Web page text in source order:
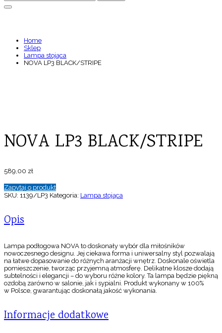
Home
Sklep
Lampa stojąca
NOVA LP3 BLACK/STRIPE
NOVA LP3 BLACK/STRIPE
589,00 zł
Zapytaj o produkt
SKU: 1139/LP3 Kategoria: Lampa stojąca
Opis
Lampa podłogowa NOVA to doskonały wybór dla miłośników
nowoczesnego designu. Jej ciekawa forma i uniwersalny styl pozwalają
na łatwe dopasowanie do różnych aranżacji wnętrz. Doskonale oświetla
pomieszczenie, tworząc przyjemną atmosferę. Delikatne klosze dodają
subtelności i elegancji – do wyboru różne kolory. Ta lampa będzie piękną
ozdobą zarówno w salonie, jak i sypialni. Produkt wykonany w 100%
w Polsce, gwarantując doskonałą jakość wykonania.
Informacje dodatkowe